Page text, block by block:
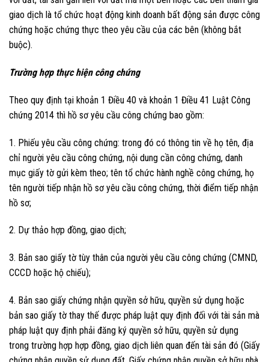
giao dịch là tổ chức hoạt động kinh doanh bất động sản được công
chứng hoặc chứng thực theo yêu cầu của các bên (không bắt
buộc).
Trường hợp thực hiện công chứng
Theo quy định tại khoản 1 Điều 40 và khoản 1 Điều 41 Luật Công
chứng 2014 thì hồ sơ yêu cầu công chứng bao gồm:
1. Phiếu yêu cầu công chứng: trong đó có thông tin về họ tên, địa
chỉ người yêu cầu công chứng, nội dung cần công chứng, danh
mục giấy tờ gửi kèm theo; tên tổ chức hành nghề công chứng, họ
tên người tiếp nhận hồ sơ yêu cầu công chứng, thời điểm tiếp nhận
hồ sơ;
2. Dự thảo hợp đồng, giao dịch;
3. Bản sao giấy tờ tùy thân của người yêu cầu công chứng (CMND,
CCCD hoặc hộ chiếu);
4. Bản sao giấy chứng nhận quyền sở hữu, quyền sử dụng hoặc
bản sao giấy tờ thay thế được pháp luật quy định đối với tài sản mà
pháp luật quy định phải đăng ký quyền sở hữu, quyền sử dụng
trong trường hợp hợp đồng, giao dịch liên quan đến tài sản đó (Giấy